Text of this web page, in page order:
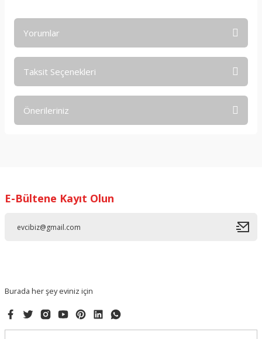
Yorumlar
Taksit Seçenekleri
Önerileriniz
Ürün resmi kalitesiz, bozuk veya görüntülenemiyor.
E-Bültene Kayıt Olun
Burada her şey eviniz için